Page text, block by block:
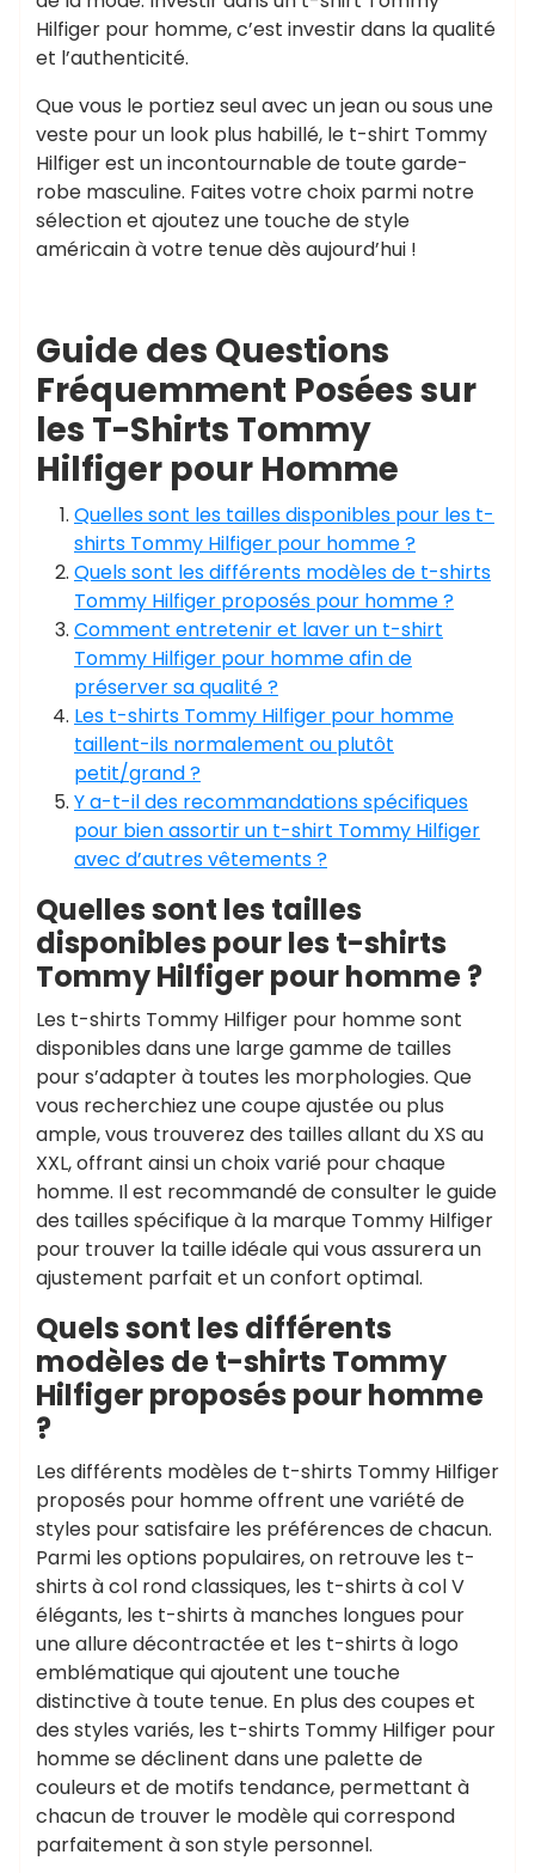
Hilfiger pour homme, c’est investir dans la qualité
et l’authenticité.
Que vous le portiez seul avec un jean ou sous une
veste pour un look plus habillé, le t-shirt Tommy
Hilfiger est un incontournable de toute garde-
robe masculine. Faites votre choix parmi notre
sélection et ajoutez une touche de style
américain à votre tenue dès aujourd’hui !
Guide des Questions
Fréquemment Posées sur
les T-Shirts Tommy
Hilfiger pour Homme
Quelles sont les tailles disponibles pour les t-
shirts Tommy Hilfiger pour homme ?
Quels sont les différents modèles de t-shirts
Tommy Hilfiger proposés pour homme ?
Comment entretenir et laver un t-shirt
Tommy Hilfiger pour homme afin de
préserver sa qualité ?
Les t-shirts Tommy Hilfiger pour homme
taillent-ils normalement ou plutôt
petit/grand ?
Y a-t-il des recommandations spécifiques
pour bien assortir un t-shirt Tommy Hilfiger
avec d’autres vêtements ?
Quelles sont les tailles
disponibles pour les t-shirts
Tommy Hilfiger pour homme ?
Les t-shirts Tommy Hilfiger pour homme sont
disponibles dans une large gamme de tailles
pour s’adapter à toutes les morphologies. Que
vous recherchiez une coupe ajustée ou plus
ample, vous trouverez des tailles allant du XS au
XXL, offrant ainsi un choix varié pour chaque
homme. Il est recommandé de consulter le guide
des tailles spécifique à la marque Tommy Hilfiger
pour trouver la taille idéale qui vous assurera un
ajustement parfait et un confort optimal.
Quels sont les différents
modèles de t-shirts Tommy
Hilfiger proposés pour homme
?
Les différents modèles de t-shirts Tommy Hilfiger
proposés pour homme offrent une variété de
styles pour satisfaire les préférences de chacun.
Parmi les options populaires, on retrouve les t-
shirts à col rond classiques, les t-shirts à col V
élégants, les t-shirts à manches longues pour
une allure décontractée et les t-shirts à logo
emblématique qui ajoutent une touche
distinctive à toute tenue. En plus des coupes et
des styles variés, les t-shirts Tommy Hilfiger pour
homme se déclinent dans une palette de
couleurs et de motifs tendance, permettant à
chacun de trouver le modèle qui correspond
parfaitement à son style personnel.